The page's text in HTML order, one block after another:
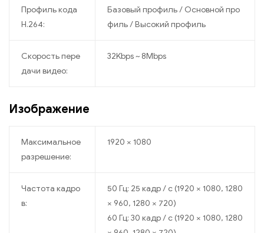
Профиль кода
H.264:
Базовый профиль / Основной про
филь / Высокий профиль
Скорость пере
дачи видео:
32Kbps ~ 8Mbps
Изображение
Максимальное
разрешение:
1920 × 1080
Частота кадро
в:
50 Гц: 25 кадр / с (1920 × 1080, 1280
× 960, 1280 × 720)
60 Гц: 30 кадр / с (1920 × 1080, 1280